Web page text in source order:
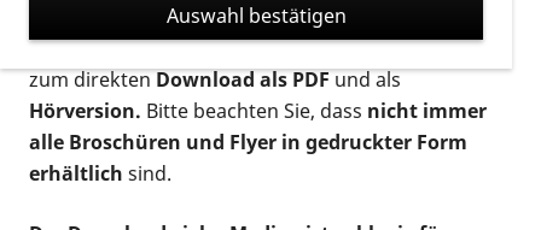
verschiedenen Formaten angeboten: zur
postalischen Bestellung als gedruckte Variante
zum direktenDownload als PDFund als
Hörversion. Bitte beachten Sie, dass nicht immer
alle Broschüren und Flyer in gedruckter Form
erhältlich sind.
Auswahl bestätigen